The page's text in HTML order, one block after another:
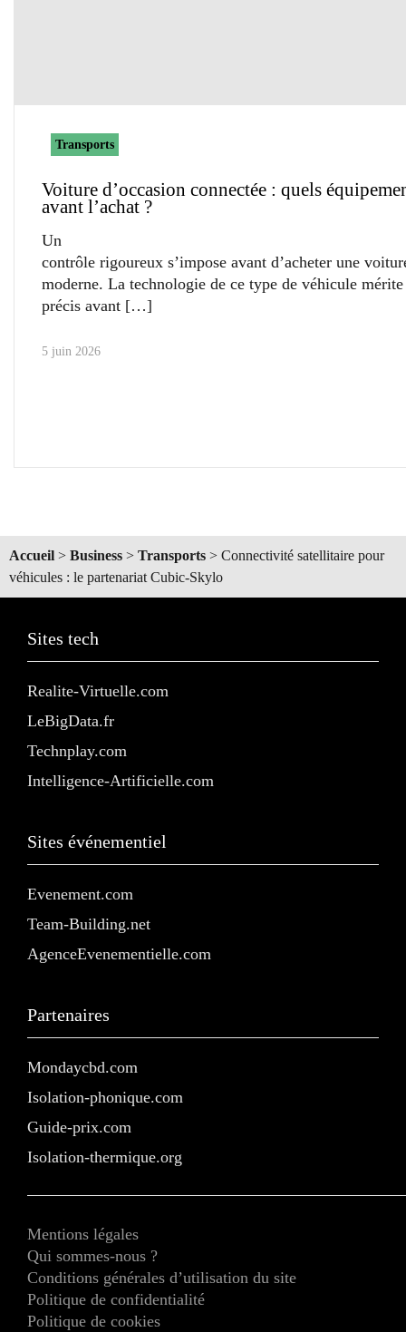
Transports
Voiture d’occasion connectée : quels
avant l’achat ?
Un
contrôle rigoureux s’impose avant d’acheter une
moderne. La technologie de ce type de véhicule
précis avant
5 juin 2026
Accueil > Business > Transports > Connectivité satellitaire pour
véhicules : le partenariat Cubic-Skylo
Sites tech
Realite-Virtuelle.com
LeBigData.fr
Technplay.com
Intelligence-Artificielle.com
Sites événementiel
Evenement.com
Team-Building.net
AgenceEvenementielle.com
Partenaires
Mondaycbd.com
Isolation-phonique.com
Guide-prix.com
Isolation-thermique.org
Mentions légales
Qui sommes-nous ?
Conditions générales d’utilisation du site
Politique de confidentialité
Politique de cookies